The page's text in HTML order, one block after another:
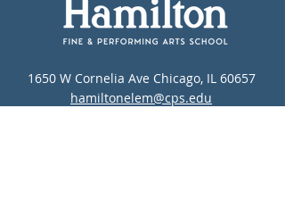
1650 W Cornelia Ave Chicago, IL 60657
hamiltonelem@cps.edu